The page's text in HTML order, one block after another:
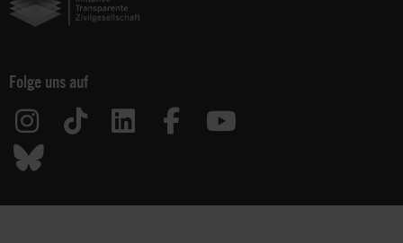
Folge uns auf